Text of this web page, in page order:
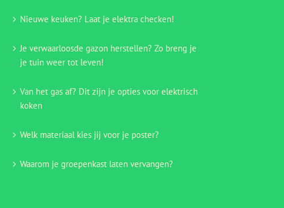
Nieuwe keuken? Laat je elektra checken!
Je verwaarloosde gazon herstellen? Zo breng je
je tuin weer tot leven!
Van het gas af? Dit zijn je opties voor elektrisch
koken
Welk materiaal kies jij voor je poster?
Waarom je groepenkast laten vervangen?